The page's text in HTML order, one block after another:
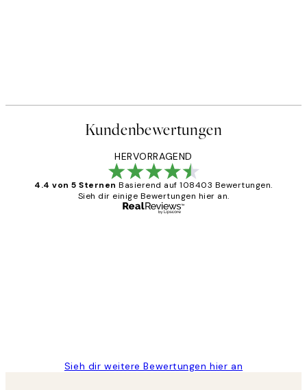
Kundenbewertungen
HERVORRAGEND
4.4 von 5 Sternen Basierend auf 108403 Bewertungen.
Sieh dir einige Bewertungen hier an.
Sieh dir weitere Bewertungen hier an